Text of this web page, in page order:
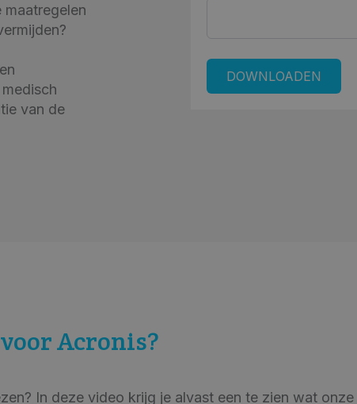
van de
Acronis?
In deze video krijg je alvast een te zien wat onze